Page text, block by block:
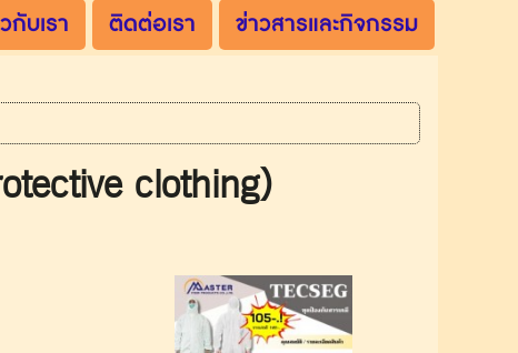
กับเรา ติดต่อเรา ข่าวสารและกิจกรรม
clothing)